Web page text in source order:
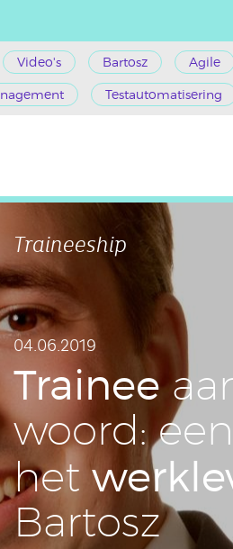
Video's Bartosz Agile
Testautomatisering
Traineeship
04.06.2019
Trainee
woord:
het
Bartosz